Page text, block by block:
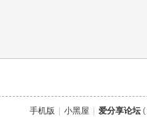
手机版 小黑屋 爱分享论坛 (